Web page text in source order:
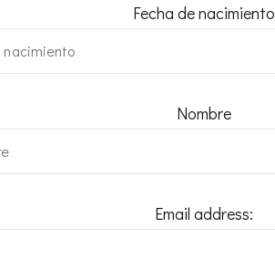
Fecha de nacimiento
Nombre
Email address: